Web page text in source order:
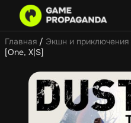
Главная / Экшн и приключения
[One, X|S]